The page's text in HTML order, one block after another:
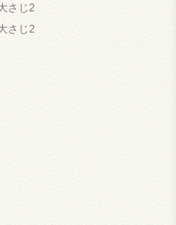
さじ2
さじ2